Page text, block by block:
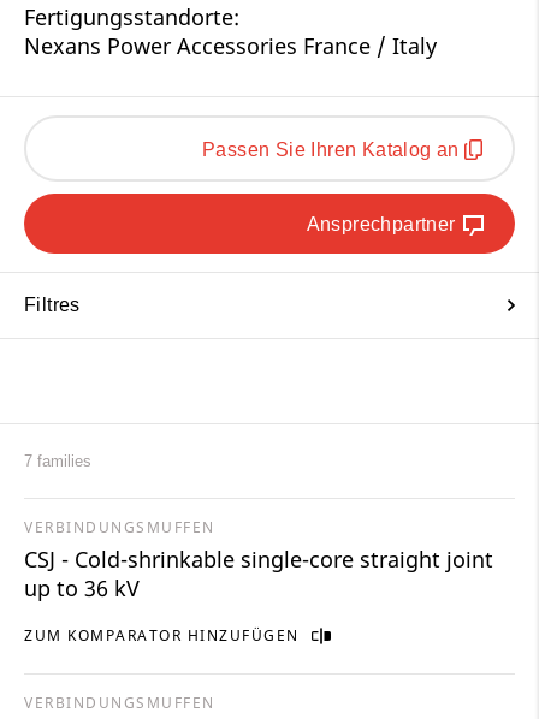
Fertigungsstandorte:
Nexans Power Accessories France / Italy
Passen Sie Ihren Katalog an
Ansprechpartner
Filtres
7 families
ZUM KOMPARATOR HINZUFÜGEN
VERBINDUNGSMUFFEN
CSJ - Cold-shrinkable single-core straight joint
up to 36 kV
VERBINDUNGSMUFFEN